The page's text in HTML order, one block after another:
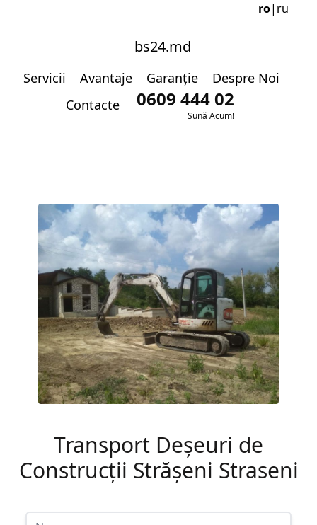
ro| ru
bs24.md
Servicii Avantaje Garanție
Despre Noi
Contacte
0609 444 02
Sună Acum!
Transport Deșeuri de
Construcții Strășeni Straseni